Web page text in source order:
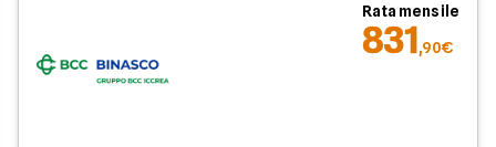
Rata mensile
831,90€